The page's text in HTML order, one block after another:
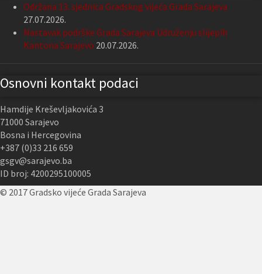
Održana 13. sjednica Gradskog vijeća Grada Sarajeva
27.07.2026.
Nastavak podrške Grada Sarajeva Udruženju slijepih
Kantona Sarajevo 20.07.2026.
Osnovni kontakt podaci
Hamdije Kreševljakovića 3
71000 Sarajevo
Bosna i Hercegovina
+387 (0)33 216 659
gsgv@sarajevo.ba
ID broj: 4200295100005
© 2017 Gradsko vijeće Grada Sarajeva